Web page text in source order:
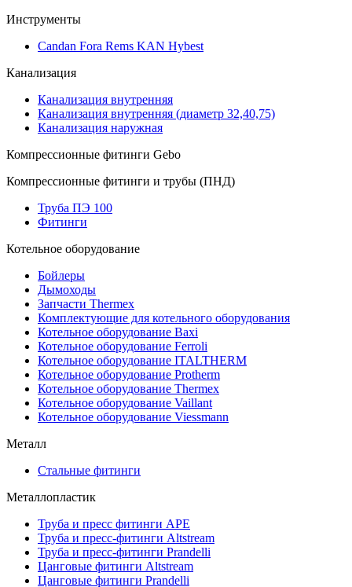
Инструменты
Candan Fora Rems KAN Hybest
Канализация
Канализация внутренняя
Канализация внутренняя (диаметр 32,40,75)
Канализация наружная
Компрессионные фитинги Gebo
Компрессионные фитинги и трубы (ПНД)
Труба ПЭ 100
Фитинги
Котельное оборудование
Бойлеры
Дымоходы
Запчасти Thermex
Комплектующие для котельного оборудования
Котельное оборудование Baxi
Котельное оборудование Ferroli
Котельное оборудование ITALTHERM
Котельное оборудование Protherm
Котельное оборудование Thermex
Котельное оборудование Vaillant
Котельное оборудование Viessmann
Металл
Стальные фитинги
Металлопластик
Труба и пресс фитинги APE
Труба и пресс-фитинги Altstream
Труба и пресс-фитинги Prandelli
Цанговые фитинги Altstream
Цанговые фитинги Prandelli